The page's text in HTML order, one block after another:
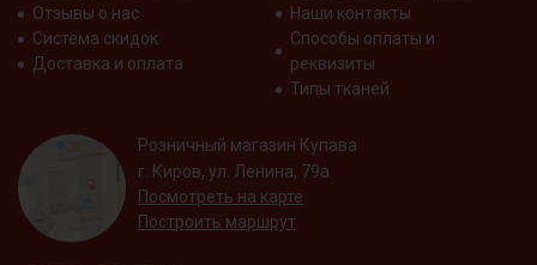
Отзывы о нас
Система скидок
Доставка и оплата
Наши контакты
Способы оплаты и
реквизиты
Типы тканей
Розничный магазин Купава
г. Киров, ул. Ленина, 79а
Посмотреть на карте
Построить маршрут